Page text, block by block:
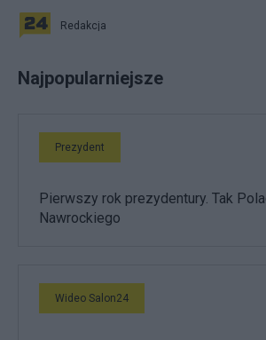
Redakcja
Najpopularniejsze
Prezydent
Pierwszy rok prezydentury. Tak
Nawrockiego
Wideo Salon24